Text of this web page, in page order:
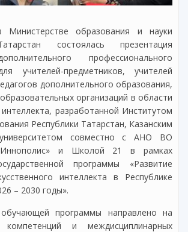
образования и науки
состоялась презентация
профессионального
учителей-предметников, учителей
дополнительного образования,
организаций в области
интеллекта, разработанной Институтом
Республики Татарстан, Казанским
совместно с АНО ВО
Иннополис» и Школой 21 в рамках
программы «Развитие
интеллекта в Республике
– 2030 годы».
программы направлено на
компетенций и междисциплинарных